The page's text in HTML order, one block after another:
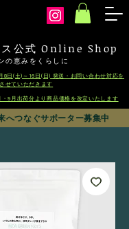
ス公式 Online Shop
の恵みをくらしに
8日(土)～16日(日) 発送・お問い合わせ対応を
せていただきます
・9月出荷分より商品価格を改定いたします
へつなぐサポーター募集中